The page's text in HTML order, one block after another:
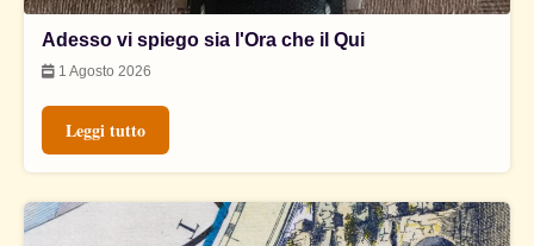
Adesso vi spiego sia l'Ora che il Qui
1 Agosto 2026
Leggi tutto